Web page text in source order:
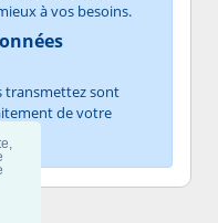
à vos besoins.
transmettez sont
de votre